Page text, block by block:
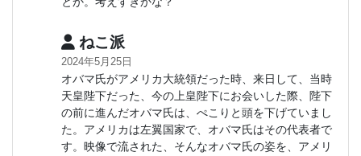
ねこ派
2024年5月25日
オバマ氏がアメリカ大統領だった時、来日して、当時
天皇陛下だった、今の上皇陛下にお会いした際、陛下
の前に進んだオバマ氏は、ぺこりと頭を下げていまし
た。アメリカは左翼国家で、オバマ氏はその代表者で
す。映像で流された、そんなオバマ氏の姿を、アメリ